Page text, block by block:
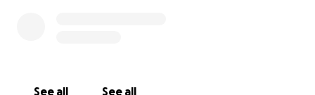
See all See all